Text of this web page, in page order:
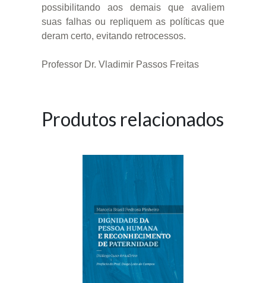
possibilitando aos demais que avaliem
suas falhas ou repliquem as políticas que
deram certo, evitando retrocessos.
Professor Dr. Vladimir Passos Freitas
Produtos relacionados